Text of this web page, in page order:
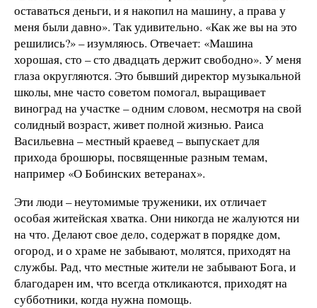
оставаться деньги, и я накопил на машину, а права у
меня были давно». Так удивительно. «Как же вы на это
решились?» – изумляюсь. Отвечает: «Машина
хорошая, сто – сто двадцать держит свободно». У меня
глаза округляются. Это бывший директор музыкальной
школы, мне часто советом помогал, выращивает
виноград на участке – одним словом, несмотря на свой
солидный возраст, живет полной жизнью. Раиса
Васильевна – местный краевед – выпускает для
прихода брошюры, посвященные разным темам,
например «О Бобинских ветеранах».
Эти люди – неутомимые труженики, их отличает
особая житейская хватка. Они никогда не жалуются ни
на что. Делают свое дело, содержат в порядке дом,
огород, и о храме не забывают, молятся, приходят на
службы. Рад, что местные жители не забывают Бога, и
благодарен им, что всегда откликаются, приходят на
субботники, когда нужна помощь.